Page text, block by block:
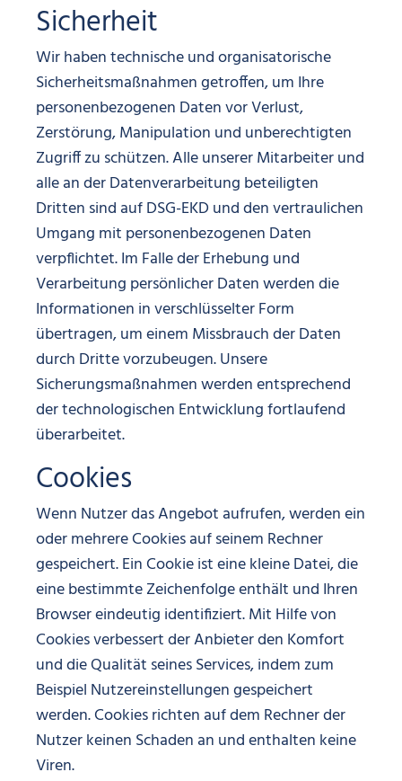
Sicherheit
Wir haben technische und organisatorische
Sicherheitsmaßnahmen getroffen, um Ihre
personenbezogenen Daten vor Verlust,
Zerstörung, Manipulation und unberechtigten
Zugriff zu schützen. Alle unserer Mitarbeiter und
alle an der Datenverarbeitung beteiligten
Dritten sind auf DSG-EKD und den vertraulichen
Umgang mit personenbezogenen Daten
verpflichtet. Im Falle der Erhebung und
Verarbeitung persönlicher Daten werden die
Informationen in verschlüsselter Form
übertragen, um einem Missbrauch der Daten
durch Dritte vorzubeugen. Unsere
Sicherungsmaßnahmen werden entsprechend
der technologischen Entwicklung fortlaufend
überarbeitet.
Cookies
Wenn Nutzer das Angebot aufrufen, werden ein
oder mehrere Cookies auf seinem Rechner
gespeichert. Ein Cookie ist eine kleine Datei, die
eine bestimmte Zeichenfolge enthält und Ihren
Browser eindeutig identifiziert. Mit Hilfe von
Cookies verbessert der Anbieter den Komfort
und die Qualität seines Services, indem zum
Beispiel Nutzereinstellungen gespeichert
werden. Cookies richten auf dem Rechner der
Nutzer keinen Schaden an und enthalten keine
Viren.